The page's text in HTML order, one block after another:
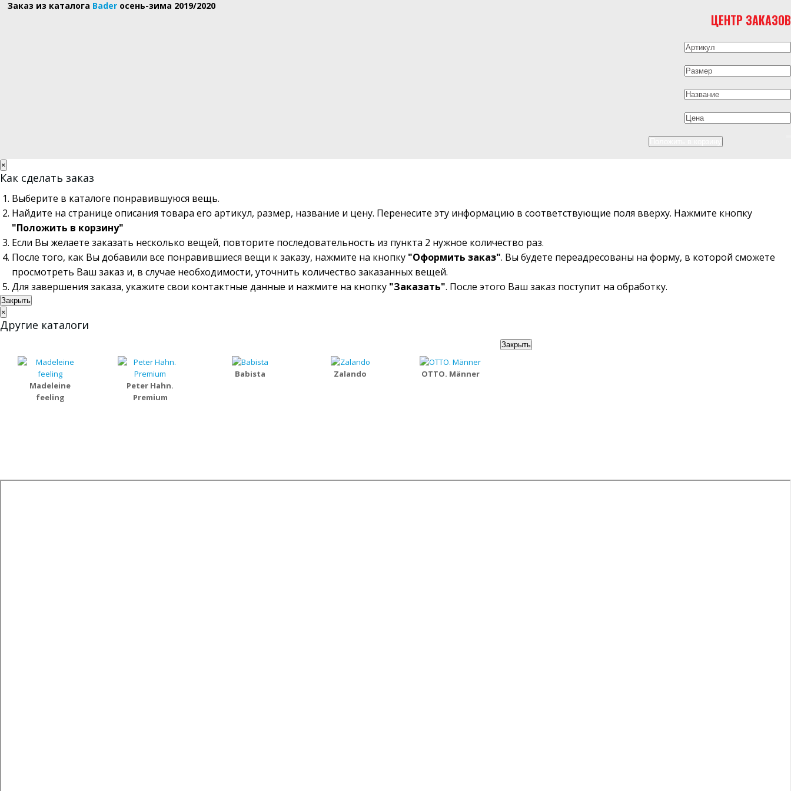
Заказ из каталога Bader осень-зима 2019/2020
ЦЕНТР ЗАКАЗОВ
×
Как сделать заказ
Выберите в каталоге понравившуюся вещь.
Найдите на странице описания товара его артикул, размер, название и цену. Перенесите эту информацию в соответствующие поля вверху. Нажмите кнопку
"Положить в корзину"
Если Вы желаете заказать несколько вещей, повторите последовательность из пункта 2 нужное количество раз.
После того, как Вы добавили все понравившиеся вещи к заказу, нажмите на кнопку "Оформить заказ". Вы будете переадресованы на форму, в которой сможете
просмотреть Ваш заказ и, в случае необходимости, уточнить количество заказанных вещей.
Для завершения заказа, укажите свои контактные данные и нажмите на кнопку "Заказать". После этого Ваш заказ поступит на обработку.
Закрыть
×
Другие каталоги
Madeleine
feeling
Peter Hahn.
Premium
Babista Zalando OTTO. Männer
Закрыть